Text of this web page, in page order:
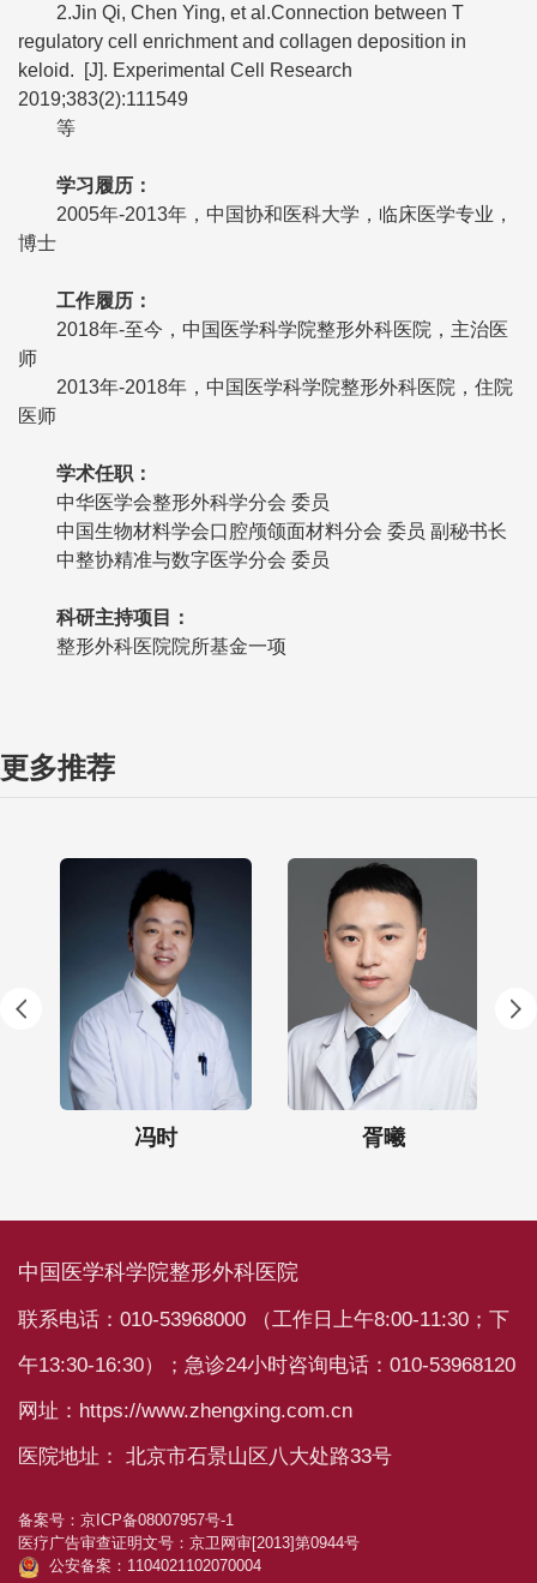
2.Jin Qi, Chen Ying, et al.Connection between T
regulatory cell enrichment and collagen deposition in
keloid. [J]. Experimental Cell Research
2019;383(2):111549
等
学习履历 ：
2005年-2013年，中国协和医科大学，临床医学专业，
博士
工作履历 ：
2018年-至今，中国医学科学院整形外科医院，主治医
师
2013年-2018年，中国医学科学院整形外科医院，住院
医师
学术任职 ：
中华医学会整形外科学分会 委员
中国生物材料学会口腔颅颌面材料分会 委员 副秘书长
中整协精准与数字医学分会 委员
科研主持项目
：
整形外科医院院所基金一项
更多推荐
冯时 胥曦
中国医学科学院整形外科医院
联系电话：010-53968000 （工作日上午8:00-11:30；下
午13:30-16:30）；急诊24小时咨询电话：010-53968120
网址：https://www.zhengxing.com.cn
医院地址： 北京市石景山区八大处路33号
备案号： 京ICP备08007957号-1
医疗广告审查证明文号： 京卫网审[2013]第0944号
公安备案：1104021102070004